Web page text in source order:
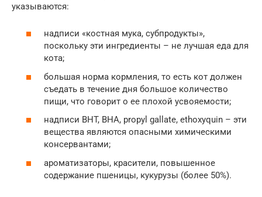
указываются:
надписи «костная мука, субпродукты»,
поскольку эти ингредиенты – не лучшая еда для
кота;
большая норма кормления, то есть кот должен
съедать в течение дня большое количество
пищи, что говорит о ее плохой усвояемости;
надписи BHT, BHA, propyl gallate, ethoxyquin – эти
вещества являются опасными химическими
консервантами;
ароматизаторы, красители, повышенное
содержание пшеницы, кукурузы (более 50%).